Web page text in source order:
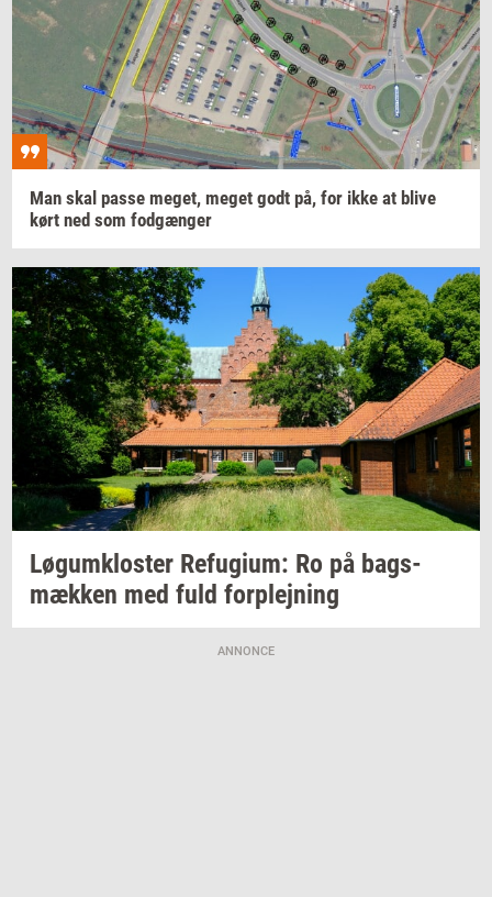
Man skal passe meget, meget godt på, for ikke at blive
kørt ned som fod­gæn­ger
Løgum­klo­ster Re­fu­gi­um: Ro på bags­
mæk­ken med fuld for­plej­ning
ANNONCE